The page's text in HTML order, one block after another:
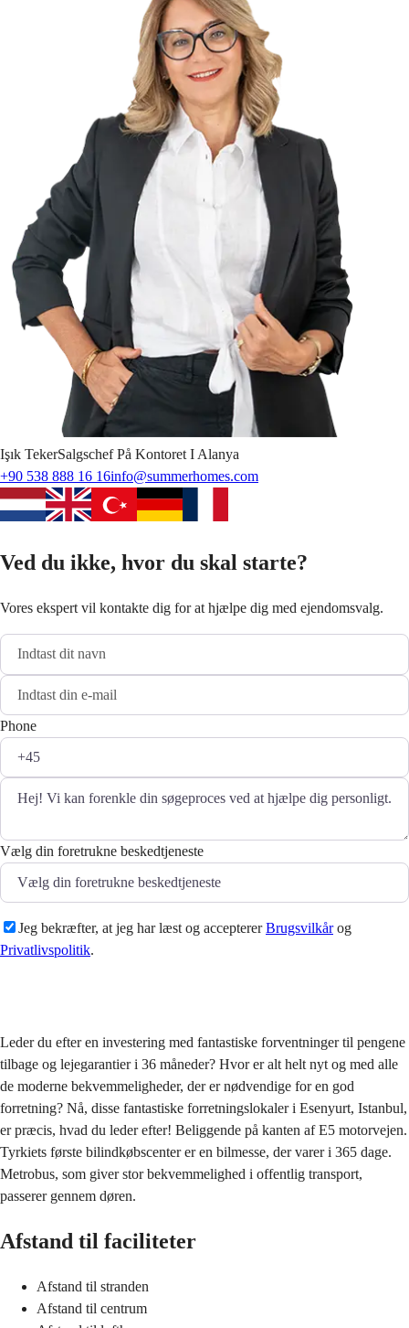
Işık TekerSalgschef På Kontoret I Alanya
+90 538 888 16 16info@summerhomes.com
Ved du ikke, hvor du skal starte?
Vores ekspert vil kontakte dig for at hjælpe dig med ejendomsvalg.
Phone
Vælg din foretrukne beskedtjeneste
Jeg bekræfter, at jeg har læst og acceptererBrugsvilkårog
Privatlivspolitik.
Leder du efter en investering med fantastiske forventninger til pengene
tilbage og lejegarantier i 36 måneder? Hvor er alt helt nyt og med alle
de moderne bekvemmeligheder, der er nødvendige for en god
forretning? Nå, disse fantastiske forretningslokaler i Esenyurt, Istanbul,
er præcis, hvad du leder efter! Beliggende på kanten af E5 motorvejen.
Tyrkiets første bilindkøbscenter er en bilmesse, der varer i 365 dage.
Metrobus, som giver stor bekvemmelighed i offentlig transport,
passerer gennem døren.
Afstand til faciliteter
Afstand til stranden
Afstand til centrum